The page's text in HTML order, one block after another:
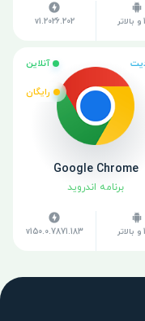
v1.2026.202
آنلاین
رایگان
Google Chrome
برنامه اندروید
v150.0.7871.183